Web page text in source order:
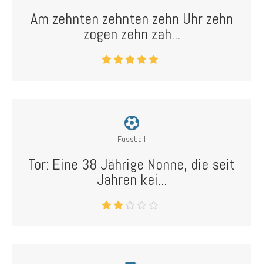
Am zehnten zehnten zehn Uhr zehn
zogen zehn zah...
Fussball
Tor: Eine 38 Jährige Nonne, die seit
Jahren kei...